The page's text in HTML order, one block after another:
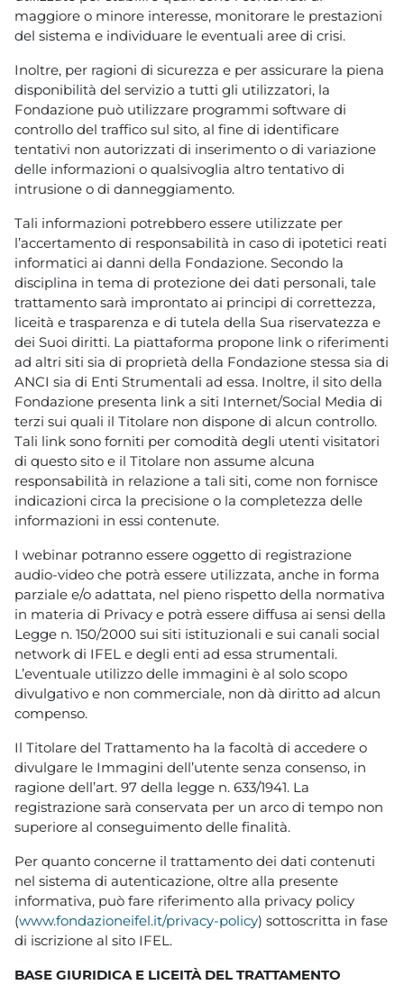
maggiore o minore interesse, monitorare le prestazioni
del sistema e individuare le eventuali aree di crisi.
Inoltre, per ragioni di sicurezza e per assicurare la piena
disponibilità del servizio a tutti gli utilizzatori, la
Fondazione può utilizzare programmi software di
controllo del traffico sul sito, al fine di identificare
tentativi non autorizzati di inserimento o di variazione
delle informazioni o qualsivoglia altro tentativo di
intrusione o di danneggiamento.
Tali informazioni potrebbero essere utilizzate per
l’accertamento di responsabilità in caso di ipotetici reati
informatici ai danni della Fondazione. Secondo la
disciplina in tema di protezione dei dati personali, tale
trattamento sarà improntato ai principi di correttezza,
liceità e trasparenza e di tutela della Sua riservatezza e
dei Suoi diritti. La piattaforma propone link o riferimenti
ad altri siti sia di proprietà della Fondazione stessa sia di
ANCI sia di Enti Strumentali ad essa. Inoltre, il sito della
Fondazione presenta link a siti Internet/Social Media di
terzi sui quali il Titolare non dispone di alcun controllo.
Tali link sono forniti per comodità degli utenti visitatori
di questo sito e il Titolare non assume alcuna
responsabilità in relazione a tali siti, come non fornisce
indicazioni circa la precisione o la completezza delle
informazioni in essi contenute.
I webinar potranno essere oggetto di registrazione
audio-video che potrà essere utilizzata, anche in forma
parziale e/o adattata, nel pieno rispetto della normativa
in materia di Privacy e potrà essere diffusa ai sensi della
Legge n. 150/2000 sui siti istituzionali e sui canali social
network di IFEL e degli enti ad essa strumentali.
L’eventuale utilizzo delle immagini è al solo scopo
divulgativo e non commerciale, non dà diritto ad alcun
compenso.
Il Titolare del Trattamento ha la facoltà di accedere o
divulgare le Immagini dell’utente senza consenso, in
ragione dell’art. 97 della legge n. 633/1941. La
registrazione sarà conservata per un arco di tempo non
superiore al conseguimento delle finalità.
Per quanto concerne il trattamento dei dati contenuti
nel sistema di autenticazione, oltre alla presente
informativa, può fare riferimento alla privacy policy
(www.fondazioneifel.it/privacy-policy) sottoscritta in fase
di iscrizione al sito IFEL.
BASE GIURIDICA E LICEITÀ DEL TRATTAMENTO